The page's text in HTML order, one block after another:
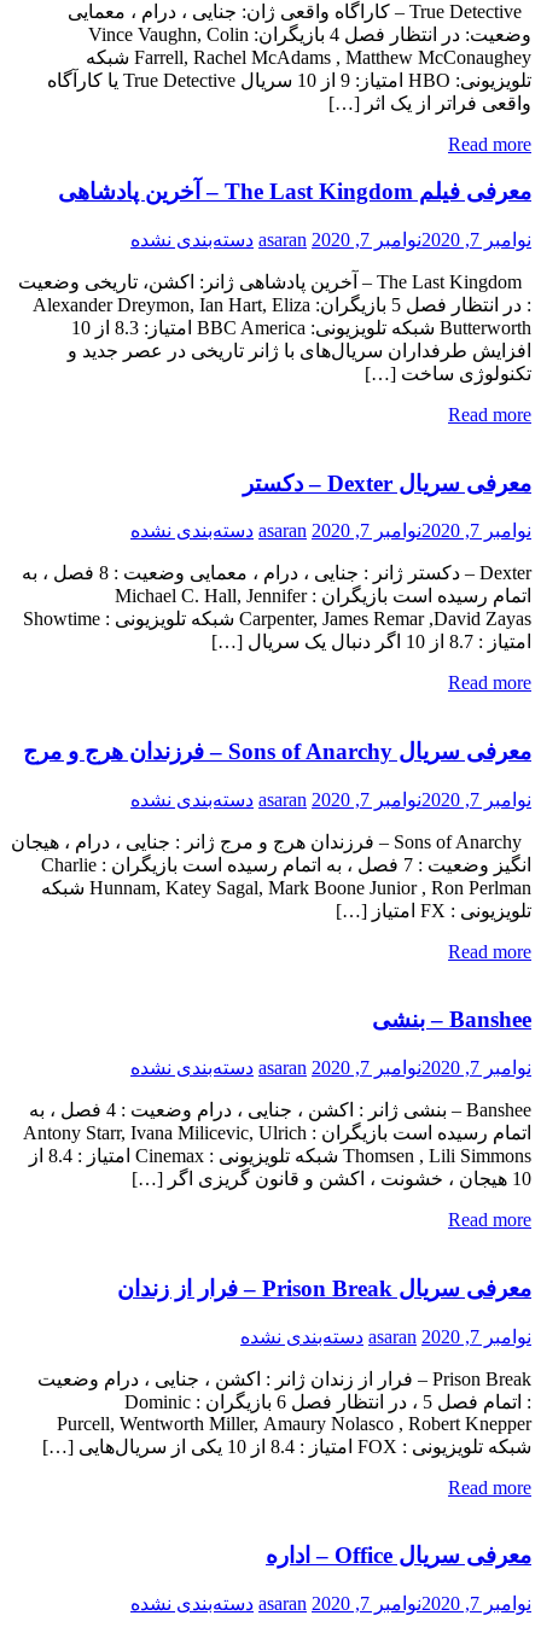
True Detective – کاراگاه واقعی ژان: جنایی ، درام ، معمایی
وضعیت: در انتظار فصل 4 بازیگران: Vince Vaughn, Colin
Farrell, Rachel McAdams , Matthew McConaughey شبکه
تلویزیونی: HBO امتیاز: 9 از 10 سریال True Detective یا کارآگاه
واقعی فراتر از یک اثر […]
Read more
معرفی فیلم The Last Kingdom – آخرین پادشاهی
نوامبر 7, 2020 نوامبر 7, 2020 asaran دسته‌بندی نشده
The Last Kingdom – آخرین پادشاهی ژانر: اکشن، تاریخی وضعیت
: در انتظار فصل 5 بازیگران: Alexander Dreymon, Ian Hart, Eliza
Butterworth شبکه تلویزیونی: BBC America امتیاز: 8.3 از 10
افزایش طرفداران سریال‌های با ژانر تاریخی در عصر جدید و
تکنولوژی ساخت […]
Read more
معرفی سریال Dexter – دکستر
نوامبر 7, 2020 نوامبر 7, 2020 asaran دسته‌بندی نشده
Dexter – دکستر ژانر : جنایی ، درام ، معمایی وضعیت : 8 فصل ، به
اتمام رسیده است بازیگران : Michael C. Hall, Jennifer
Carpenter, James Remar ,David Zayas شبکه تلویزیونی : Showtime
امتیاز : 8.7 از 10 اگر دنبال یک سریال […]
Read more
معرفی سریال Sons of Anarchy – فرزندان هرج و مرج
نوامبر 7, 2020 نوامبر 7, 2020 asaran دسته‌بندی نشده
Sons of Anarchy – فرزندان هرج و مرج ژانر : جنایی ، درام ، هیجان
انگیز وضعیت : 7 فصل ، به اتمام رسیده است بازیگران : Charlie
Hunnam, Katey Sagal, Mark Boone Junior , Ron Perlman شبکه
تلویزیونی : FX امتیاز […]
Read more
Banshee – بنشی
نوامبر 7, 2020 نوامبر 7, 2020 asaran دسته‌بندی نشده
Banshee – بنشی ژانر : اکشن ، جنایی ، درام وضعیت : 4 فصل ، به
اتمام رسیده است بازیگران : Antony Starr, Ivana Milicevic, Ulrich
Thomsen , Lili Simmons شبکه تلویزیونی : Cinemax امتیاز : 8.4 از
10 هیجان ، خشونت ، اکشن و قانون گریزی اگر […]
Read more
معرفی سریال Prison Break – فرار از زندان
نوامبر 7, 2020 asaran دسته‌بندی نشده
Prison Break – فرار از زندان ژانر : اکشن ، جنایی ، درام وضعیت
: اتمام فصل 5 ، در انتظار فصل 6 بازیگران : Dominic
Purcell, Wentworth Miller, Amaury Nolasco , Robert Knepper
شبکه تلویزیونی : FOX امتیاز : 8.4 از 10 یکی از سریال‌هایی […]
Read more
معرفی سریال Office – اداره
نوامبر 7, 2020 نوامبر 7, 2020 asaran دسته‌بندی نشده